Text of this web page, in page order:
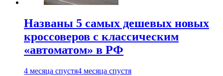
Названы 5 самых дешевых новых
кроссоверов с классическим
«автоматом» в РФ
4 месяца спустя4 месяца спустя